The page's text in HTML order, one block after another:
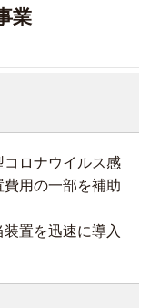
業
コロナウイルス感
用の一部を補助
置を迅速に導入